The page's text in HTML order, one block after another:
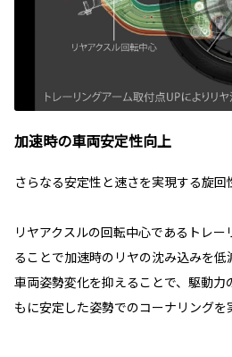
加速時の車両安定性向上
さらなる安定性と速さを実現する旋回
リヤアクスルの回転中心であるトレ
ることで加速時のリヤの沈み込みを低
車両姿勢変化を抑えることで、駆動力
もに安定した姿勢でのコーナリングを